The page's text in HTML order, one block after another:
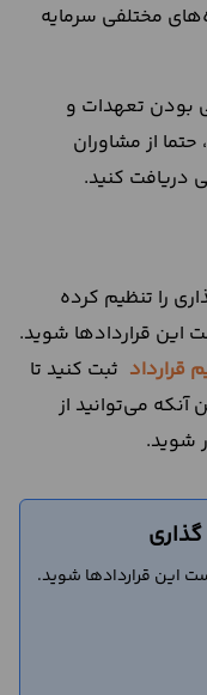
مختلفی سرمایه
بودن تعهدات و
از مشاوران
دریافت کنید.
را تنظیم کرده
این قراردادها شوید.
قرارداد ثبت کنید تا
می‌توانید از
شوید.
گذاری
این قراردادها شوید.